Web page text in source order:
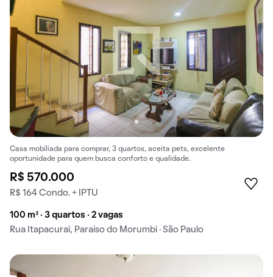
Casa mobiliada para comprar, 3 quartos, aceita pets, excelente
oportunidade para quem busca conforto e qualidade.
R$ 570.000
R$ 164 Condo. + IPTU
100 m² · 3 quartos · 2 vagas
Rua Itapacurai, Paraíso do Morumbi · São Paulo